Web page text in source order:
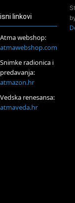
zapisa
— nova
sebe
sistemskih
duh i um
linkovi
Atma webshop:
atmawebshop.com
Snimke radionica i
predavanja:
atmazon.hr
Vedska renesansa:
atmaveda.hr